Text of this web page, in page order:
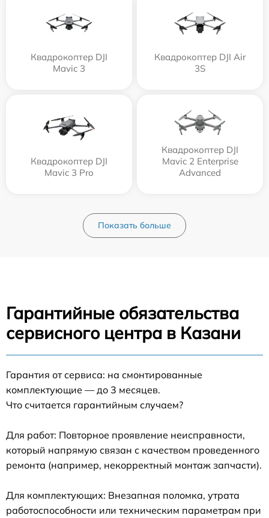
Квадрокоптер DJI
Mavic 3
Квадрокоптер DJI Air
3S
Квадрокоптер DJI
Mavic 3 Pro
Квадрокоптер DJI
Mavic 2 Enterprise
Advanced
Показать больше
Гарантийные обязательства
сервисного центра в Казани
Гарантия от сервиса: на смонтированные
комплектующие — до 3 месяцев.
Что считается гарантийным случаем?
Для работ: Повторное проявление неисправности,
который напрямую связан с качеством проведенного
ремонта (например, некорректный монтаж запчасти).
Для комплектующих: Внезапная поломка, утрата
работоспособности или техническим параметрам при